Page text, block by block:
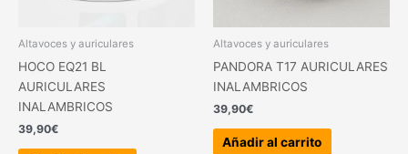
Altavoces y auriculares
HOCO EQ21 BL
AURICULARES
INALAMBRICOS
39,90€
Altavoces y auriculares
PANDORA T17 AURICULARES
INALAMBRICOS
39,90€
Añadir al carrito